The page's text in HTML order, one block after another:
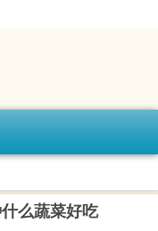
么蔬菜好吃